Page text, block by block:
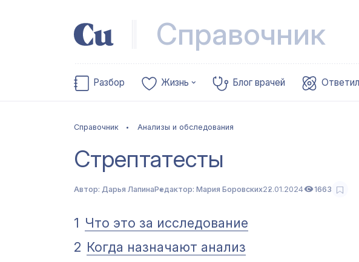
Справочник
Разбор Жизнь Блог врачей
Справочник Анализы и обследования
Стрептатесты
Автор: Дарья ЛапинаРедактор: Мария Боровских22.01.2024 1663
1 Что это за исследование
2 Когда назначают анализ